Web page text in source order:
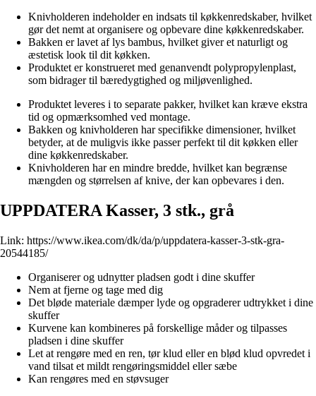
Knivholderen indeholder en indsats til køkkenredskaber, hvilket
gør det nemt at organisere og opbevare dine køkkenredskaber.
Bakken er lavet af lys bambus, hvilket giver et naturligt og
æstetisk look til dit køkken.
Produktet er konstrueret med genanvendt polypropylenplast,
som bidrager til bæredygtighed og miljøvenlighed.
Produktet leveres i to separate pakker, hvilket kan kræve ekstra
tid og opmærksomhed ved montage.
Bakken og knivholderen har specifikke dimensioner, hvilket
betyder, at de muligvis ikke passer perfekt til dit køkken eller
dine køkkenredskaber.
Knivholderen har en mindre bredde, hvilket kan begrænse
mængden og størrelsen af ​​knive, der kan opbevares i den.
UPPDATERA Kasser, 3 stk., grå
Link: https://www.ikea.com/dk/da/p/uppdatera-kasser-3-stk-gra-
20544185/
Organiserer og udnytter pladsen godt i dine skuffer
Nem at fjerne og tage med dig
Det bløde materiale dæmper lyde og opgraderer udtrykket i dine
skuffer
Kurvene kan kombineres på forskellige måder og tilpasses
pladsen i dine skuffer
Let at rengøre med en ren, tør klud eller en blød klud opvredet i
vand tilsat et mildt rengøringsmiddel eller sæbe
Kan rengøres med en støvsuger